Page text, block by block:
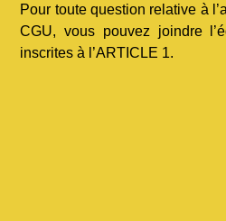
Pour toute question relative à
CGU, vous pouvez joindre
inscrites à l’ARTICLE 1.